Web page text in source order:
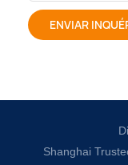
ENVIAR
Shanghai